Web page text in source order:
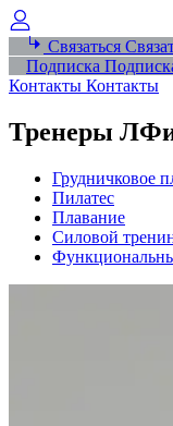
Связаться
Подписка
Контакты Контакты
Тренеры
Грудничковое
Пилатес
Плавание
Силовой